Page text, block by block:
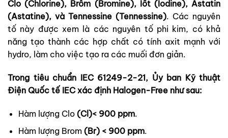
Clo (Chlorine), Brôm (Bromine), Iốt (Iodine), Astatin
(Astatine), và Tennessine (Tennessine). Các nguyên
tố này được xem là các nguyên tố phi kim, có khả
năng tạo thành các hợp chất có tính axit mạnh với
hydro, làm cho việc tạo ra các muối đơn giản.
Trong tiêu chuẩn IEC 61249-2-21, Ủy ban Kỹ thuật
Điện Quốc tế IEC xác định Halogen-Free như sau:
Hàm lượng Clo (Cl)< 900 ppm.
Hàm lượng Brom (Br) < 900 ppm.